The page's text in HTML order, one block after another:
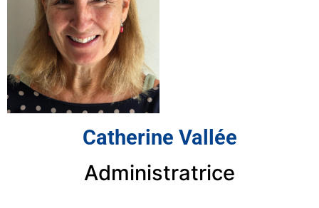
Catherine Vallée
Administratrice